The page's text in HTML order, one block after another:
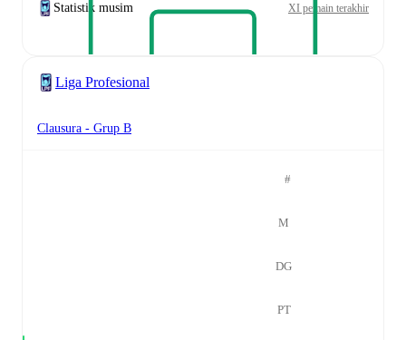
Statistik musim XI pemain terakhir
Liga Profesional
Clausura - Grup B
#
M
DG
PT